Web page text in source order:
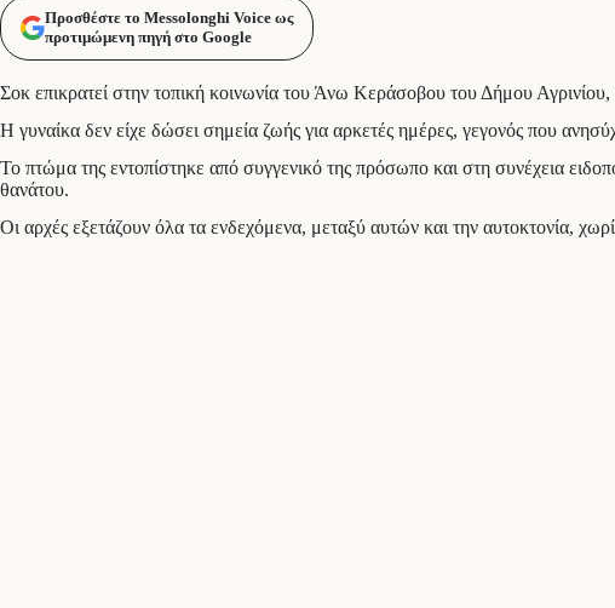
Προσθέστε το Messolonghi Voice ως
προτιμώμενη πηγή στο Google
Σοκ επικρατεί στην τοπική κοινωνία του Άνω Κεράσοβου του Δήμου
Η γυναίκα δεν είχε δώσει σημεία ζωής για αρκετές ημέρες, γεγονός που
Το πτώμα της εντοπίστηκε από συγγενικό της πρόσωπο και στη συνέχεια
θανάτου.
Οι αρχές εξετάζουν όλα τα ενδεχόμενα, μεταξύ αυτών και την αυτοκτονία,